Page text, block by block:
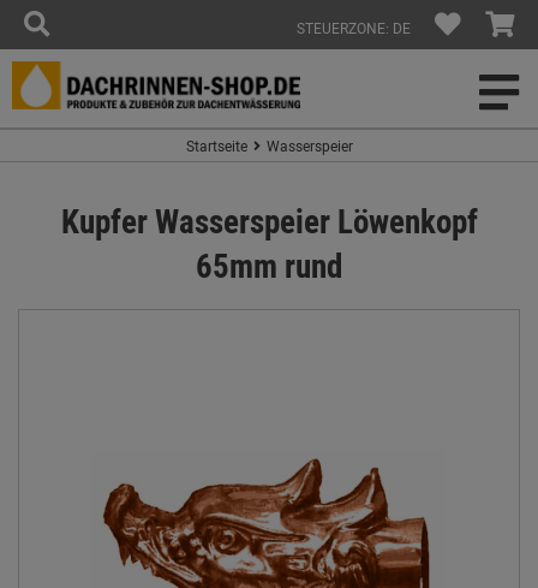
STEUERZONE: DE
Startseite Wasserspeier
Kupfer Wasserspeier Löwenkopf
65mm rund